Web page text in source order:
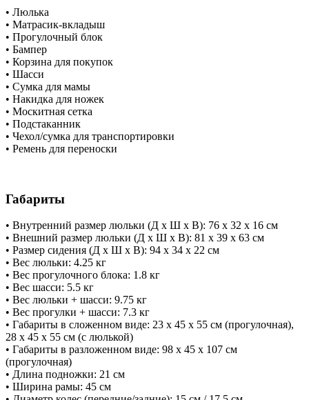
​• Люлька
​• Матрасик-вкладыш
​• Прогулочный блок
​• Бампер
​• Корзина для покупок
​• Шасси
​• Сумка для мамы
​• Накидка для ножек
​• Москитная сетка
​• Подстаканник
​• Чехол/сумка для транспортировки
​• Ремень для переноски
Габариты
​• Внутренний размер люльки (Д х Ш х В): 76 х 32 х 16 см
​• Внешний размер люльки (Д х Ш х В): 81 х 39 х 63 см
​• Размер сидения (Д х Ш х В): 94 х 34 х 22 см
​• Вес люльки: 4.25 кг
​• Вес прогулочного блока: 1.8 кг
​• Вес шасси: 5.5 кг
​• Вес люльки + шасси: 9.75 кг
​• Вес прогулки + шасси: 7.3 кг
​• Габариты в сложенном виде: 23 х 45 х 55 см (прогулочная),
28 х 45 х 55 см (с люлькой)
​• Габариты в разложенном виде: 98 х 45 х 107 см
(прогулочная)
​• Длина подножки: 21 см
​• Ширина рамы: 45 см